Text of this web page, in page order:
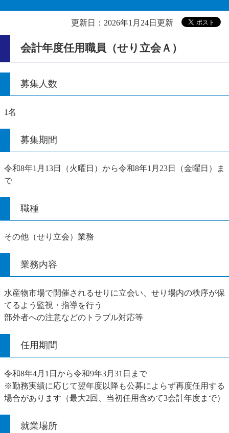
更新日：2026年1月24日更新
会計年度任用職員（せり立会Ａ）
募集人数
1名
募集期間
令和8年1月13日（火曜日）から令和8年1月23日（金曜日）ま
で
職種
その他（せり立会）業務
業務内容
水産物市場で開催されるせりに立会い、せり場内の秩序が保
てるよう監視・指導を行う
部外者への注意などのトラブル対応等
任用期間
令和8年4月1日から令和9年3月31日まで
※勤務実績に応じて翌年度以降も公募によらず再度任用する
場合があります（最大2回、当初任用含めて3会計年度まで）
就業場所